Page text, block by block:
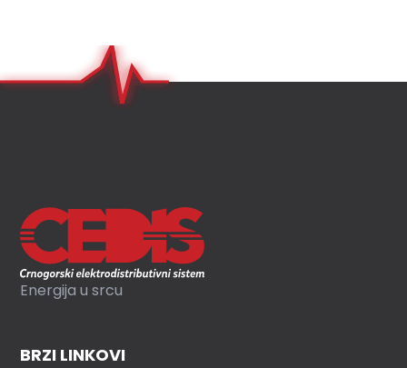
Energija u srcu
BRZI LINKOVI